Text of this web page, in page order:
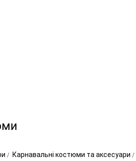
Карнавальні костюми та аксесуари